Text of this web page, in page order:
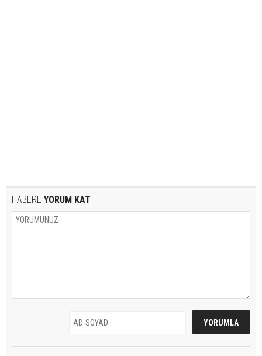
HABERE YORUM KAT